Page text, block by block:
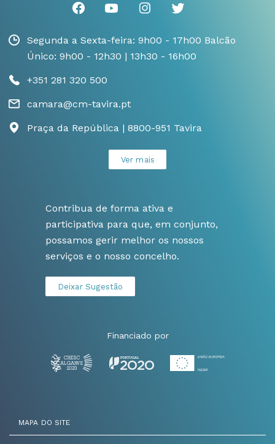
Segunda a Sexta-feira: 9h00 - 17h00 Balcão
Único: 9h00 - 12h30 | 13h30 - 16h00
+351 281 320 500
camara@cm-tavira.pt
Praça da República | 8800-951 Tavira
Ver mais
Contribua de forma ativa e
participativa para que, em conjunto,
possamos gerir melhor os nossos
serviços e o nosso concelho.
Deixar Sugestão
Financiado por
MAPA DO SITE